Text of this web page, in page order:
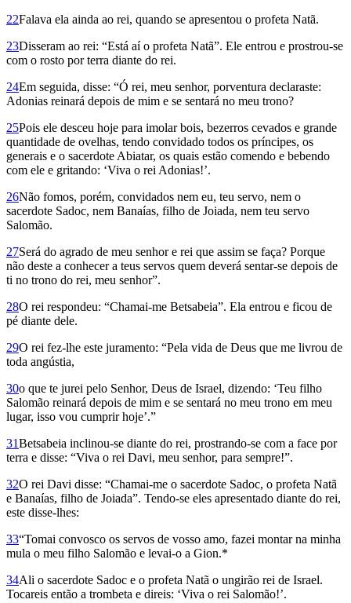
22Falava ela ainda ao rei, quando se apresentou o profeta Natã.
23Disseram ao rei: “Está aí o profeta Natã”. Ele entrou e prostrou-se
com o rosto por terra diante do rei.
24Em seguida, disse: “Ó rei, meu senhor, porventura declaraste:
Ado­nias reinará depois de mim e se sentará no meu trono?
25Pois ele desceu hoje para imolar bois, bezerros cevados e grande
quantidade de ovelhas, tendo convidado todos os príncipes, os
generais e o sacerdote Abiatar, os quais estão comendo e bebendo
com ele e gritando: ‘Viva o rei Adonias!’.
26Não fomos, porém, convidados nem eu, teu servo, nem o
sacerdote Sadoc, nem Banaías, filho de Joiada, nem teu servo
Salomão.
27Será do agrado de meu senhor e rei que assim se faça? Porque
não deste a conhecer a teus servos quem deverá sentar-se depois de
ti no trono do rei, meu senhor”.
28O rei respondeu: “Chamai-me Betsabeia”. Ela entrou e ficou de
pé diante dele.
29O rei fez-lhe este juramento: “Pela vida de Deus que me livrou de
toda angústia,
30o que te jurei pelo Senhor, Deus de Israel, dizendo: ‘Teu filho
Salomão reinará depois de mim e se sentará no meu trono em meu
lugar, isso vou cumprir hoje’.”
31Betsabeia inclinou-se diante do rei, prostrando-se com a face por
terra e disse: “Viva o rei Davi, meu senhor, para sempre!”.
32O rei Davi disse: “Chamai-me o sacerdote Sadoc, o profeta Natã
e Banaías, filho de Joiada”. Tendo-se eles apresentado diante do rei,
este disse-lhes:
33“Tomai convosco os servos de vosso amo, fazei montar na minha
mula o meu filho Salomão e levai-o a Gion.*
34Ali o sacerdote Sadoc e o profeta Natã o ungirão rei de Israel.
Tocareis então a trombeta e direis: ‘Viva o rei Salomão!’.